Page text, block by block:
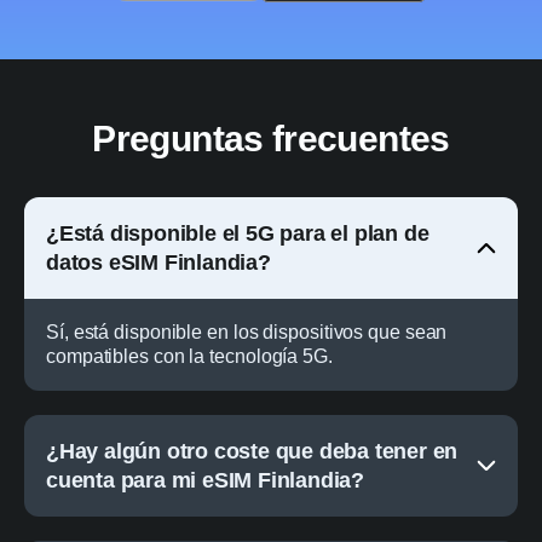
Preguntas frecuentes
¿Está disponible el 5G para el plan de
datos eSIM Finlandia?
Sí, está disponible en los dispositivos que sean
compatibles con la tecnología 5G.
¿Hay algún otro coste que deba tener en
cuenta para mi eSIM Finlandia?